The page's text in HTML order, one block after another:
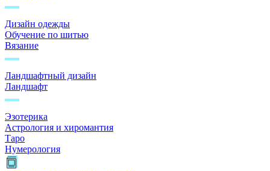
Дизайн одежды
Обучение по шитью
Вязание
Ландшафтный дизайн
Ландшафт
Эзотерика
Астрология и хиромантия
Таро
Нумерология